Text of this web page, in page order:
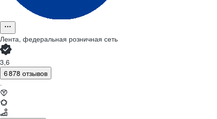
Лента, федеральная розничная сеть
3,6
6 878 отзывов
·